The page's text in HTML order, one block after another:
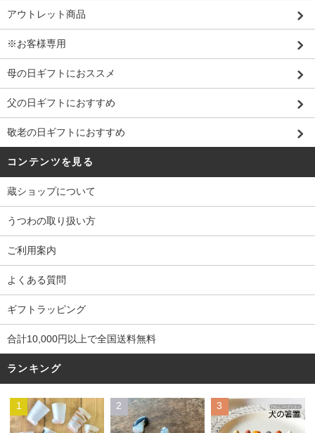
アウトレット商品
※お客様専用
母の日ギフトにおススメ
父の日ギフトにおすすめ
敬老の日ギフトにおすすめ
コンテンツを見る
蔵ショップについて
うつわの取り扱い方
ご利用案内
よくある質問
ギフトラッピング
合計10,000円以上で全国送料無料
ランキング
1 2 3